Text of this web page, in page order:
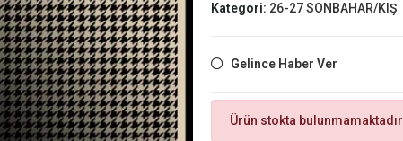
Kategori: 26-27 SONBAHAR/KIŞ
Gelince Haber Ver
Ürün stokta bulunmamaktadır.